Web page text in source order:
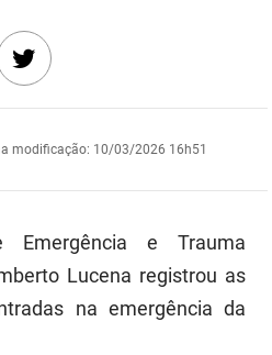
modificação: 10/03/2026 16h51
Emergência e Trauma
Lucena registrou as
na emergência da